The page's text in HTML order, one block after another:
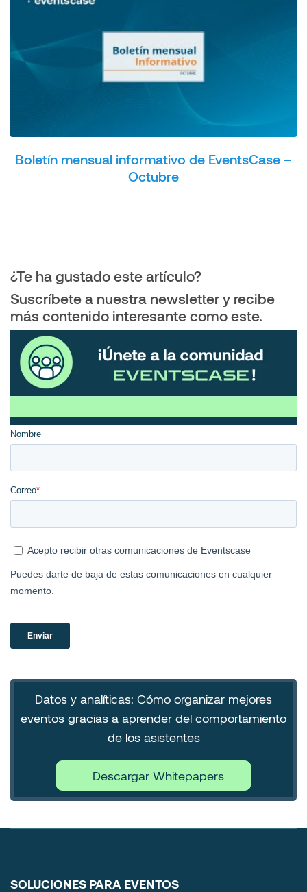
Boletín mensual informativo de EventsCase –
Octubre
¿Te ha gustado este artículo?
Suscríbete a nuestra newsletter y recibe
más contenido interesante como este.
Datos y analíticas: Cómo organizar mejores
eventos gracias a aprender del comportamiento
de los asistentes
Descargar Whitepapers
SOLUCIONES PARA EVENTOS